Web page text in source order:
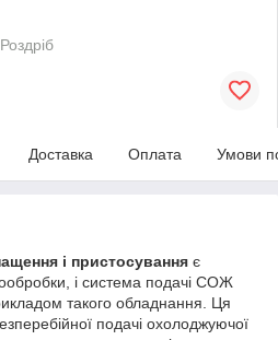
Роздріб
Доставка Оплата Умови
і пристосування є
і система подачі СОЖ
такого обладнання. Ця
подачі охолоджуючої